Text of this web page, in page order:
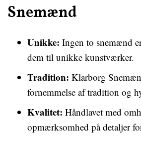
Snemænd
Unikke: Ingen to snemænd
dem til unikke kunstværker.
Tradition: Klarborg
fornemmelse af tradition og
Kvalitet: Håndlavet med
opmærksomhed på detaljer